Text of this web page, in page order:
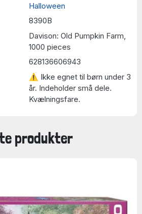
Halloween
8390B
Davison: Old Pumpkin Farm,
1000 pieces
628136606943
⚠ Ikke egnet til børn under 3
år. Indeholder små dele.
Kvælningsfare.
produkter